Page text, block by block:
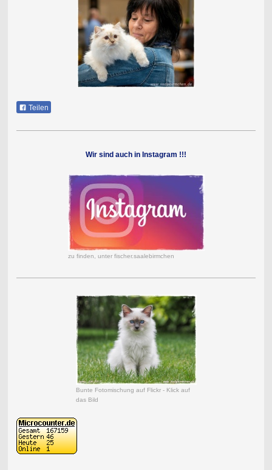
Teilen
Wir sind auch in Instagram !!!
zu finden, unter fischer.saalebirmchen
Bunte Fotomischung auf Flickr - Klick auf
das Bild